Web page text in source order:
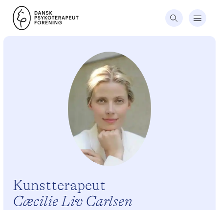
Kunstterapeut
Cæcilie Liv Carlsen